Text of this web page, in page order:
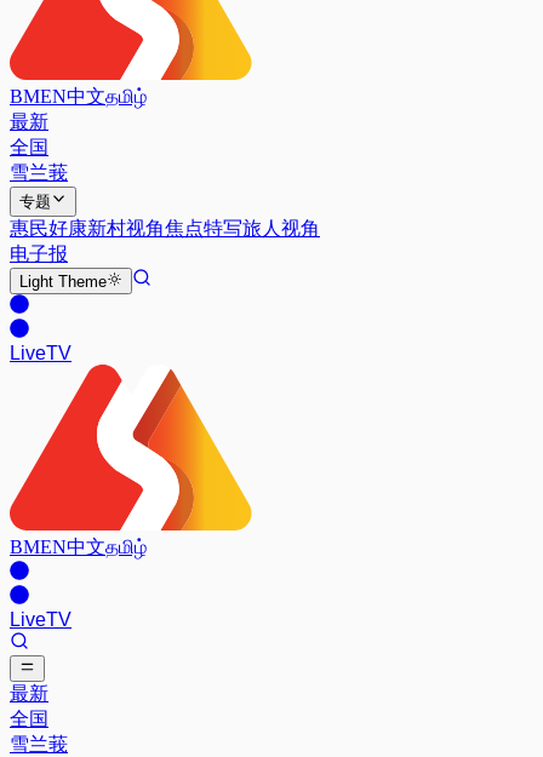
BMEN中文தமிழ்
最新
全国
雪兰莪
专题
惠民好康新村视角焦点特写旅人视角
电子报
Light Theme
LiveTV
BMEN中文தமிழ்
LiveTV
最新
全国
雪兰莪